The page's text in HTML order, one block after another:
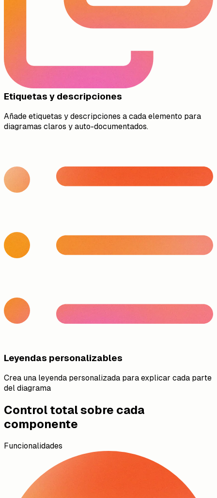
Etiquetas y descripciones
Añade etiquetas y descripciones a cada elemento para
diagramas claros y auto-documentados.
Leyendas personalizables
Crea una leyenda personalizada para explicar cada parte
del diagrama
Control total sobre cada
componente
Funcionalidades